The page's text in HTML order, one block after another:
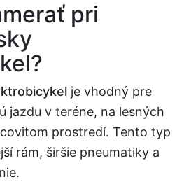
pri
je vhodný pre
jazdu v teréne, na lesných
prostredí. Tento typ
rám, širšie pneumatiky a